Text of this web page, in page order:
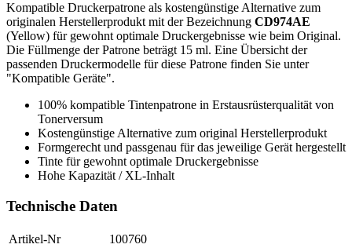
Kompatible Druckerpatrone als kostengünstige Alternative zum
originalen Herstellerprodukt mit der Bezeichnung CD974AE
(Yellow) für gewohnt optimale Druckergebnisse wie beim Original.
Die Füllmenge der Patrone beträgt 15 ml. Eine Übersicht der
passenden Druckermodelle für diese Patrone finden Sie unter
"Kompatible Geräte".
100% kompatible Tintenpatrone in Erstausrüsterqualität von
Tonerversum
Kostengünstige Alternative zum original Herstellerprodukt
Formgerecht und passgenau für das jeweilige Gerät hergestellt
Tinte für gewohnt optimale Druckergebnisse
Hohe Kapazität / XL-Inhalt
Technische Daten
Artikel-Nr
100760